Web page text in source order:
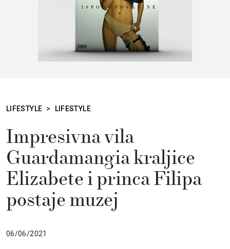
LIFESTYLE > LIFESTYLE
Impresivna vila
Guardamangia kraljice
Elizabete i princa Filipa
postaje muzej
06/06/2021